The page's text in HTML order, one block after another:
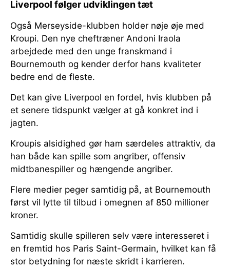
Liverpool følger udviklingen tæt
Også Merseyside-klubben holder nøje øje med
Kroupi. Den nye cheftræner Andoni Iraola
arbejdede med den unge franskmand i
Bournemouth og kender derfor hans kvaliteter
bedre end de fleste.
Det kan give Liverpool en fordel, hvis klubben på
et senere tidspunkt vælger at gå konkret ind i
jagten.
Kroupis alsidighed gør ham særdeles attraktiv, da
han både kan spille som angriber, offensiv
midtbanespiller og hængende angriber.
Flere medier peger samtidig på, at Bournemouth
først vil lytte til tilbud i omegnen af 850 millioner
kroner.
Samtidig skulle spilleren selv være interesseret i
en fremtid hos Paris Saint-Germain, hvilket kan få
stor betydning for næste skridt i karrieren.